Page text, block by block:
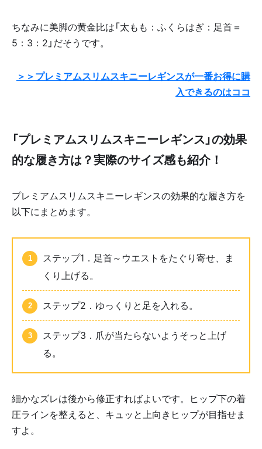
ちなみに美脚の黄金比は「太もも：ふくらはぎ：足首＝
5：3：2」だそうです。
＞＞プレミアムスリムスキニーレギンスが一番お得に購
入できるのはココ
「プレミアムスリムスキニーレギンス」の効果
的な履き方は？実際のサイズ感も紹介！
プレミアムスリムスキニーレギンスの効果的な履き方を
以下にまとめます。
ステップ1．足首～ウエストをたぐり寄せ、ま
くり上げる。
ステップ2．ゆっくりと足を入れる。
ステップ3．爪が当たらないようそっと上げ
る。
細かなズレは後から修正すればよいです。ヒップ下の着
圧ラインを整えると、キュッと上向きヒップが目指せま
すよ。